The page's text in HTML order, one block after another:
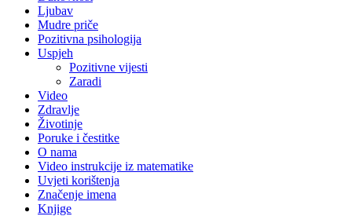
Ljubav
Mudre priče
Pozitivna psihologija
Uspjeh
Pozitivne vijesti
Zaradi
Video
Zdravlje
Životinje
Poruke i čestitke
O nama
Video instrukcije iz matematike
Uvjeti korištenja
Značenje imena
Knjige